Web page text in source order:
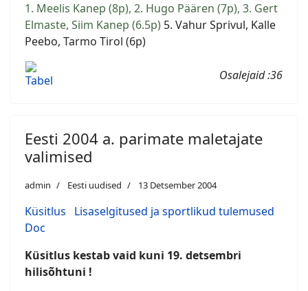
1. Meelis Kanep (8p), 2. Hugo Päären (7p), 3. Gert
Elmaste, Siim Kanep (6.5p) 5. Vahur Sprivul, Kalle
Peebo, Tarmo Tirol (6p)
Tabel Osalejaid :36
Eesti 2004 a. parimate maletajate
valimised
admin Eesti uudised 13 Detsember 2004
Küsitlus
Lisaselgitused ja sportlikud tulemused
Doc
Küsitlus kestab vaid kuni 19. detsembri
hilisõhtuni !